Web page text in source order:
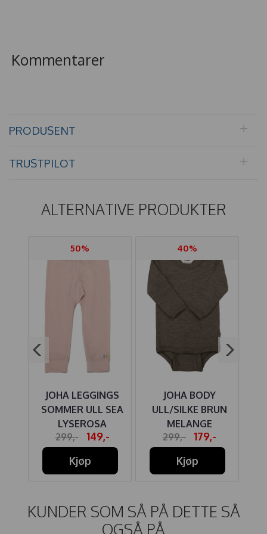
Kommentarer
PRODUSENT
TRUSTPILOT
ALTERNATIVE PRODUKTER
50%
JOHA LEGGINGS
SOMMER ULL SEA
LYSEROSA
299,-
149,-
Kjøp
40%
JOHA BODY
ULL/SILKE BRUN
MELANGE
299,-
179,-
Kjøp
KUNDER SOM SÅ PÅ DETTE SÅ
OGSÅ PÅ